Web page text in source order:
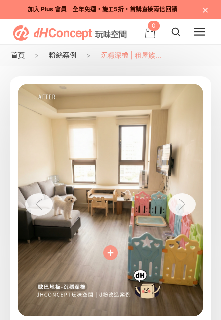
加入 Plus 會員｜全年免運・施工5折・首購直接兩倍回饋 ×
0
首頁 粉絲案例 沉穩深橡 | 租屋族...